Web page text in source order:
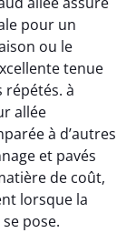
pour un
ou le
tenue
répétés. à
allée
à d’autres
et pavés
de coût,
lorsque la
pose.